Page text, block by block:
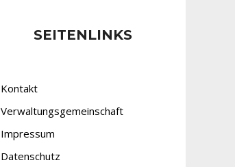
SEITENLINKS
Kontakt
Verwaltungsgemeinschaft
Impressum
Datenschutz